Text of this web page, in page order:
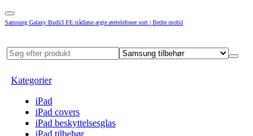
Samsung Galaxy Buds3 FE trådløse ægte øretelefoner sort | Bedre mobil
Kategorier
iPad
iPad covers
iPad beskyttelsesglas
iPad tilbehør